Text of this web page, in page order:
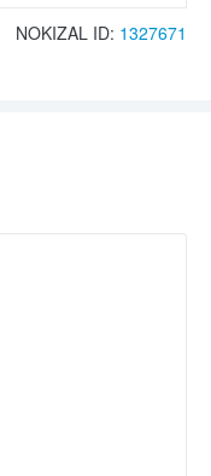
NOKIZAL ID: 1327671